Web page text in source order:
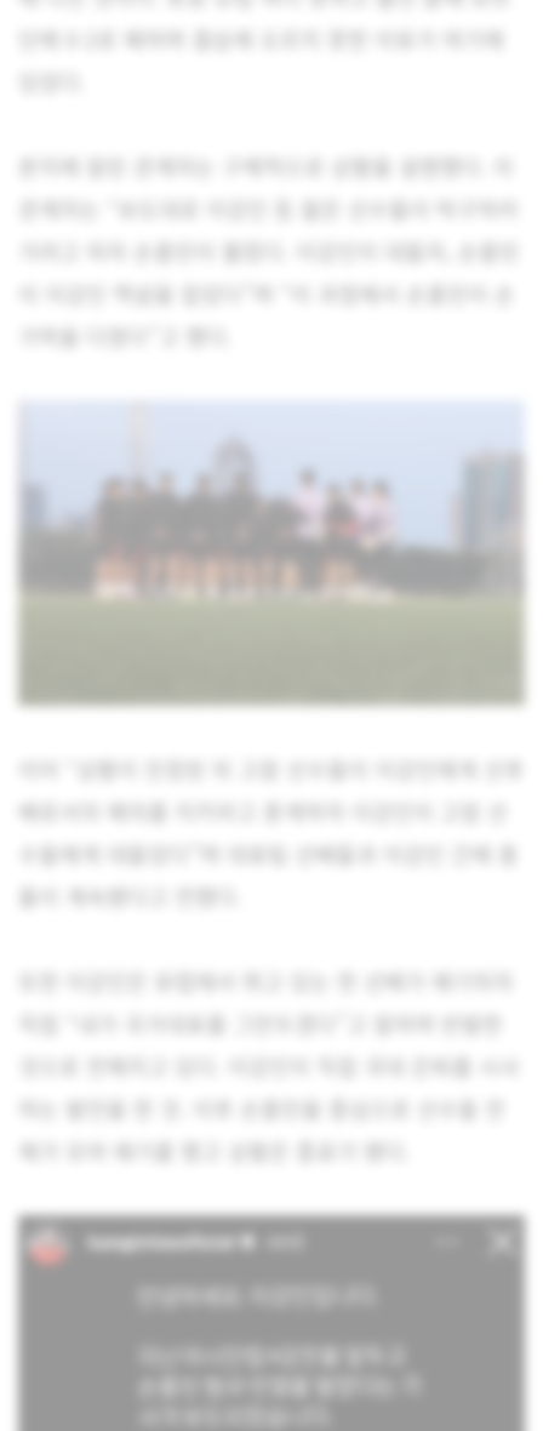
단에 0-2로 패하며 결승에 오르지 못한 이유가 여기에
본지에 알린 관계자는 구체적으로 상황을 설명했다. 이
관계자는 “보도대로 이강인 등 젊은 선수들이 탁구하러
가려고 하자 손흥민이 불렀다. 이강인이 대들자, 손흥민
이 이강인 멱살을 잡았다”며 “이 과정에서 손흥민이 손
가락을 다쳤다”고 했다.
이어 “상황이 진정된 뒤 고참 선수들이 이강인에게 선후
배로서의 예의를 지키라고 훈계하자 이강인이 고참 선
수들에게 대들었다”며 대표팀 선배들과 이강인 간에 충
돌이 계속됐다고 전했다.
또한 이강인은 유럽에서 뛰고 있는 한 선배가 얘기하자
직접 “내가 국가대표를 그만두겠다”고 말하며 반발한
것으로 전해지고 있다. 이강인이 직접 국대 은퇴를 시사
하는 발언을 한 것. 이후 손흥민을 중심으로 선수들 전
체가 모여 얘기를 했고 상황은 종료가 됐다.